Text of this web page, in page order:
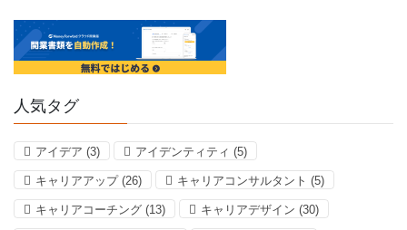
人気タグ
アイデア (3) アイデンティティ (5)
キャリアアップ(26) キャリアコンサルタント (5)
キャリアコーチング (13) キャリアデザイン (30)